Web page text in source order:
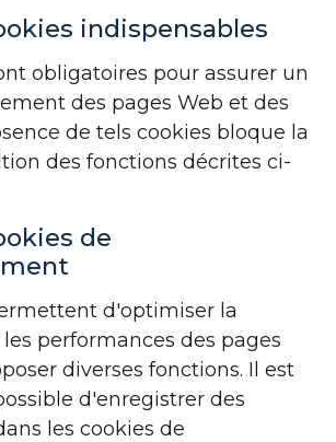
indispensables
obligatoires pour assurer un
des pages Web et des
de tels cookies bloque la
des fonctions décrites ci-
de
d'optimiser la
performances des pages
diverses fonctions. Il est
d'enregistrer des
les cookies de